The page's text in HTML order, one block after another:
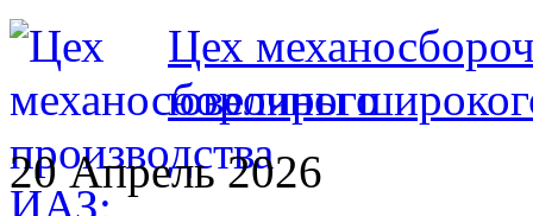
Цех
ювелиры
20 Апрель 2026